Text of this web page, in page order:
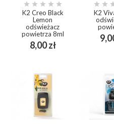
    
K2 Creo Black
Lemon
odświeżacz
powietrza 8ml
8,00 złCena
 
K2